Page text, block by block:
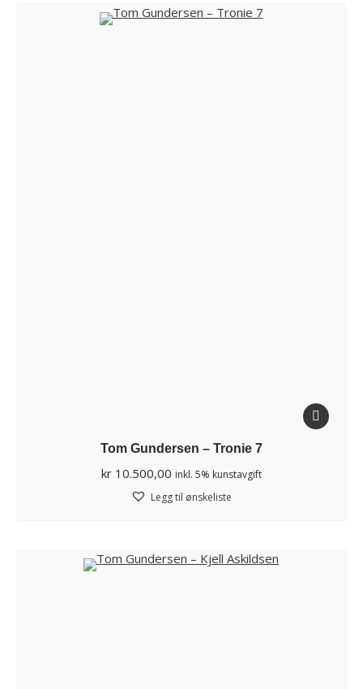
Tom Gundersen – Tronie 7
kr10.500,00 inkl. 5% kunstavgift
Legg til ønskeliste